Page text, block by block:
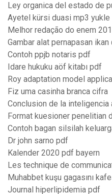
Ley organica del estado de
Ayetel kürsi duasi mp3 yukle
Melhor redação do enem
Gambar alat pernapasan
Contoh ppjb notaris pdf
Idare hukuku aöf kitabı pdf
Roy adaptation model
Fiz uma casinha branca cifra
Conclusion de la
Format kuesioner penelitian
Contoh bagan silsilah
Dr john sarno pdf
Kalender 2020 pdf bayern
Les technique de
Muhabbet kuşu gagasını
Journal hiperlipidemia pdf